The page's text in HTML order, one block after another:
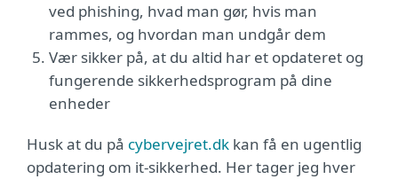
ved phishing, hvad man gør, hvis man
rammes, og hvordan man undgår dem
Vær sikker på, at du altid har et opdateret og
fungerende sikkerhedsprogram på dine
enheder
Husk at du på cybervejret.dk kan få en ugentlig
opdatering om it-sikkerhed. Her tager jeg hver